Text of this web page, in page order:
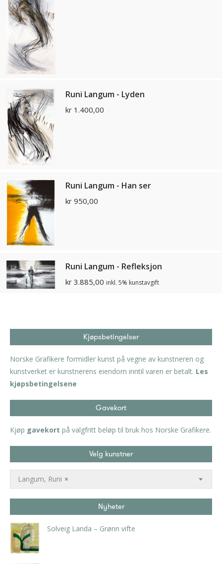
Runi Langum - Lyden
kr 1.400,00
Runi Langum - Han ser
kr 950,00
Runi Langum - Refleksjon
kr 3.885,00 inkl. 5% kunstavgift
Kjøpsbetingelser
Norske Grafikere formidler kunst på vegne av kunstneren og
kunstverket er kunstnerens eiendom inntil varen er betalt. Les
kjøpsbetingelsene
Gavekort
Kjøp gavekort på valgfritt beløp til bruk hos Norske Grafikere.
Velg kunstner
×
Langum, Runi
Nyheter
Solveig Landa – Grønn vifte